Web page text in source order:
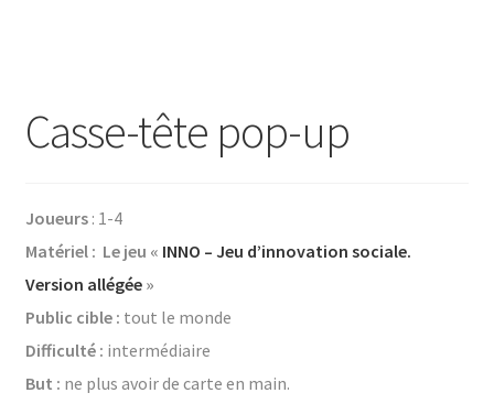
Casse-tête pop-up
Joueurs: 1-4
Matériel : Le jeu « INNO – Jeu d’innovation sociale.
Version allégée»
Public cible : tout le monde
Difficulté : intermédiaire
But : ne plus avoir de carte en main.